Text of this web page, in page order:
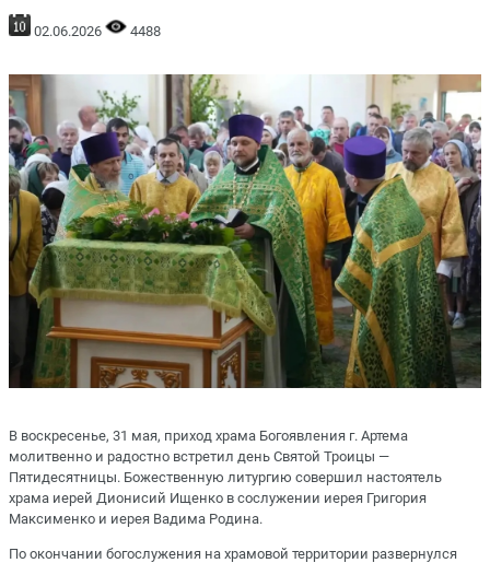
02.06.2026 4488
В воскресенье, 31 мая, приход храма Богоявления г. Артема
молитвенно и радостно встретил день Святой Троицы —
Пятидесятницы. Божественную литургию совершил настоятель
храма иерей Дионисий Ищенко в сослужении иерея Григория
Максименко и иерея Вадима Родина.
По окончании богослужения на храмовой территории развернулся